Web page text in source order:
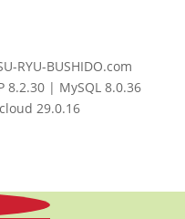
RYU-BUSHIDO.com
8.2.30 | MySQL 8.0.36
29.0.16